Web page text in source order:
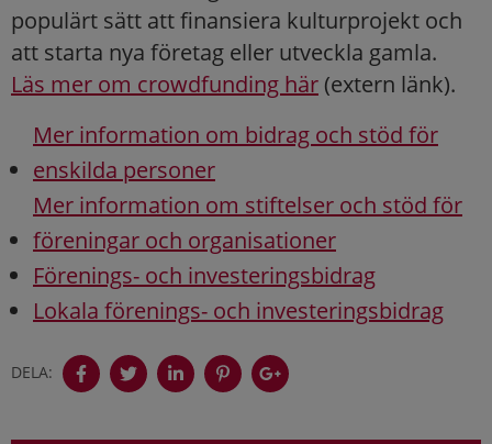
populärt sätt att finansiera kulturprojekt och
att starta nya företag eller utveckla gamla.
Läs mer om crowdfunding här (extern länk).
Mer information om bidrag och stöd för
enskilda personer
Mer information om stiftelser och stöd för
föreningar och organisationer
Förenings- och investeringsbidrag
Lokala förenings- och investeringsbidrag
DELA: